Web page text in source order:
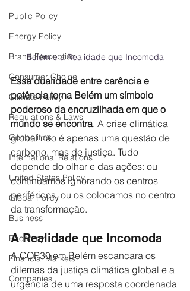
Public Policy
Energy Policy
Brand Perception
Consumer Choice
Climate Policy
Regulations & Laws
Geopolitics
International Relations
United States Policy
Global Policy
Business
Economy
Financial Markets
Companies
Belém e a Realidade que Incomoda
Essa dualidade entre carência e
potência torna Belém um símbolo
poderoso da encruzilhada em que o
mundo se encontra. A crise climática
global não é apenas uma questão de
carbono, mas de justiça. Tudo
depende do olhar e das ações: ou
continuamos ignorando os centros
periféricos, ou os colocamos no centro
da transformação.
A Realidade que Incomoda
A COP30 em Belém escancara os
dilemas da justiça climática global e a
urgência de uma resposta coordenada